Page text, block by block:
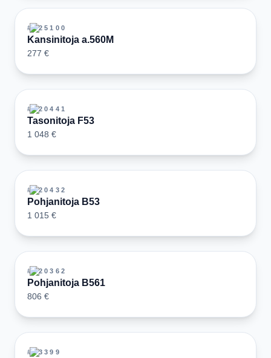
#125100
Kansinitoja a.560M
277 €
#120441
Tasonitoja F53
1 048 €
#120432
Pohjanitoja B53
1 015 €
#120362
Pohjanitoja B561
806 €
#33399